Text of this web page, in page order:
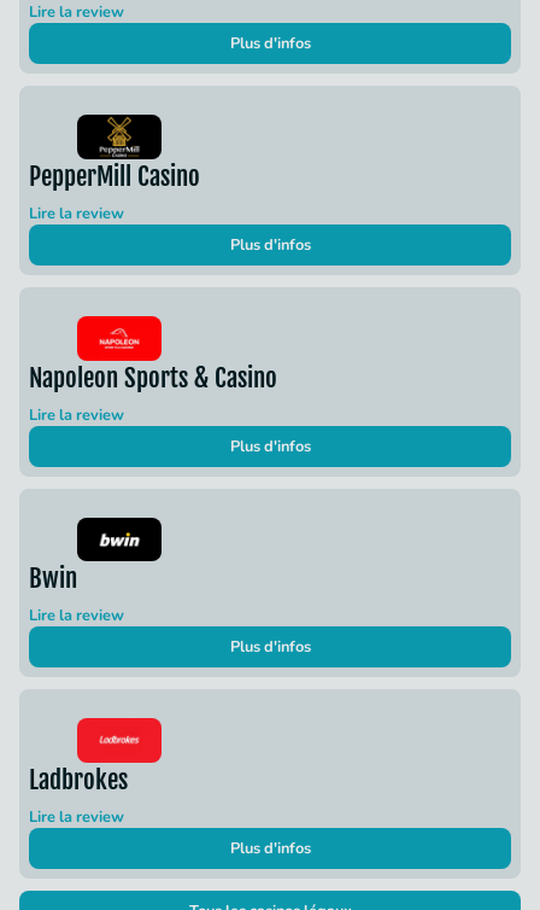
Lire la review
Plus d'infos
PepperMill Casino
Lire la review
Plus d'infos
Napoleon Sports & Casino
Lire la review
Plus d'infos
Bwin
Lire la review
Plus d'infos
Ladbrokes
Lire la review
Plus d'infos